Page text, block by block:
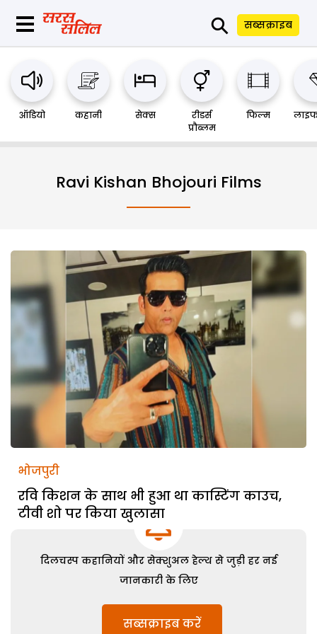
⚲ सब्सक्राइब
ऑडियो कहानी सेक्स
रीडर्स
प्रौब्लम
फिल्म
Ravi Kishan Bhojouri Films
भोजपुरी
रवि किशन के साथ भी हुआ था कास्टिंग काउच,
टीवी शो पर किया खुलासा
दिलचस्प कहानियों और सेक्शुअल हेल्थ से जुड़ी हर नई
जानकारी के लिए
सब्सक्राइब करें